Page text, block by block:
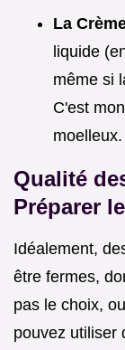
La
liquide
même si
C'est
Qualité
Préparer
Idéalement,
être fermes,
pas le choix,
pouvez utiliser